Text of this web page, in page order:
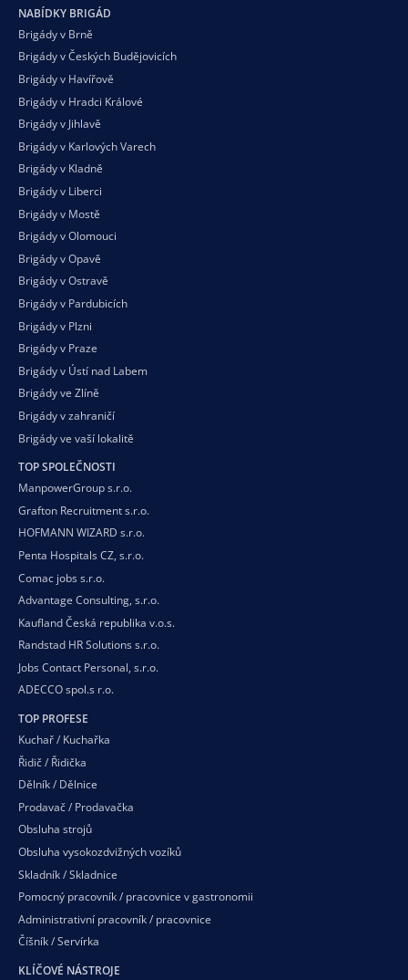
NABÍDKY BRIGÁD
Brigády v Brně
Brigády v Českých Budějovicích
Brigády v Havířově
Brigády v Hradci Králové
Brigády v Jihlavě
Brigády v Karlových Varech
Brigády v Kladně
Brigády v Liberci
Brigády v Mostě
Brigády v Olomouci
Brigády v Opavě
Brigády v Ostravě
Brigády v Pardubicích
Brigády v Plzni
Brigády v Praze
Brigády v Ústí nad Labem
Brigády ve Zlíně
Brigády v zahraničí
Brigády ve vaší lokalitě
TOP SPOLEČNOSTI
ManpowerGroup s.r.o.
Grafton Recruitment s.r.o.
HOFMANN WIZARD s.r.o.
Penta Hospitals CZ, s.r.o.
Comac jobs s.r.o.
Advantage Consulting, s.r.o.
Kaufland Česká republika v.o.s.
Randstad HR Solutions s.r.o.
Jobs Contact Personal, s.r.o.
ADECCO spol.s r.o.
TOP PROFESE
Kuchař / Kuchařka
Řidič / Řidička
Dělník / Dělnice
Prodavač / Prodavačka
Obsluha strojů
Obsluha vysokozdvižných vozíků
Skladník / Skladnice
Pomocný pracovník / pracovnice v gastronomii
Administrativní pracovník / pracovnice
Číšník / Servírka
KLÍČOVÉ NÁSTROJE